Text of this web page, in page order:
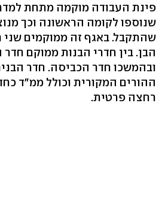
פינת העבודה מוקמה מתחת
שנוספו לקומה הראשונה וכך
שהתקבל. באגף זה ממוקמים שני
הבן. בין חדרי הבנות ממוקם
ובהמשכו חדר הכביסה. חדר
ההורים המקורית וכולל ממ"ד
רחצה פרטית.